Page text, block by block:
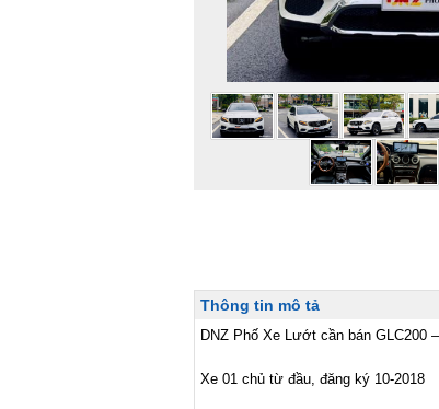
Thông tin mô tả
DNZ Phố Xe Lướt cần bán GLC200
Xe 01 chủ từ đầu, đăng ký 10-2018